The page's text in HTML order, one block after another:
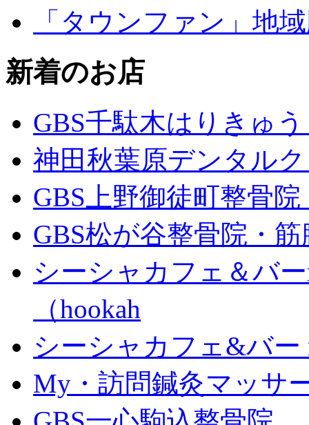
「タウンファン」地
新着のお店
GBS千駄木はりきゅ
神田秋葉原デンタル
GBS上野御徒町整骨
GBS松が谷整骨院・
シーシャカフェ＆バ
（hookah
シーシャカフェ&バー
My・訪問鍼灸マッサ